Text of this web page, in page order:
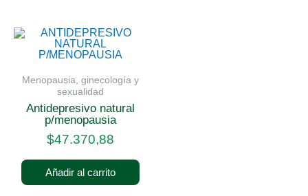
Menopausia, ginecología y
sexualidad
antidepresivo natural
p/menopausia
$47.370,88
Añadir al carrito